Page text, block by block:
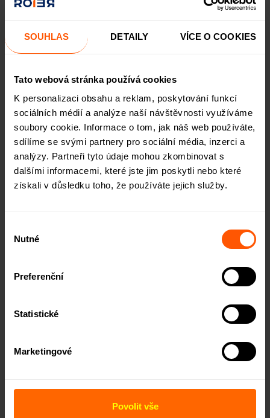
SOUHLAS DETAILY VÍCE O COOKIES
Tato webová stránka používá cookies
K personalizaci obsahu a reklam, poskytování funkcí
sociálních médií a analýze naší návštěvnosti využíváme
soubory cookie. Informace o tom, jak náš web používáte,
sdílíme se svými partnery pro sociální média, inzerci a
analýzy. Partneři tyto údaje mohou zkombinovat s
dalšími informacemi, které jste jim poskytli nebo které
získali v důsledku toho, že používáte jejich služby.
souhlasu
Nutné
Preferenční
Statistické
Marketingové
Povolit vše
INVESTIČNÍ NABÍDKA TAJNÁ STRÁNKA,